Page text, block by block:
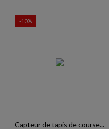
Capteur de tapis de course...
-10%